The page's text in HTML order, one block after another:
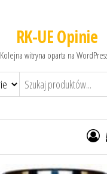
RK-UE Opinie
Kolejna witryna oparta na